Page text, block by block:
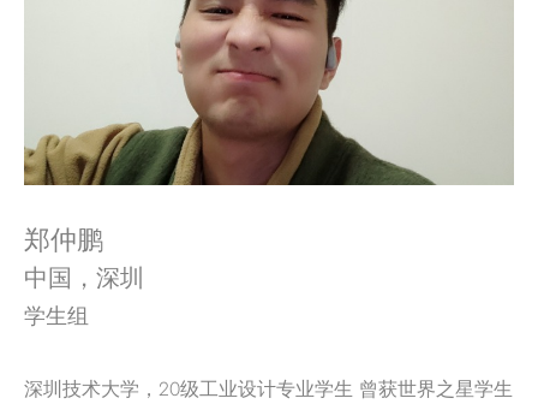
郑仲鹏
中国，深圳
学生组
深圳技术大学，20级工业设计专业学生 曾获世界之星学生